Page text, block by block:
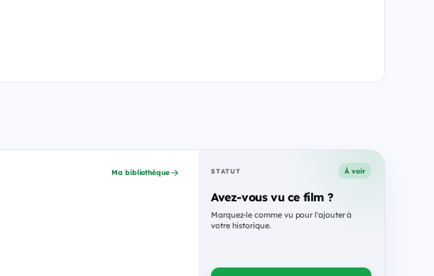
Ma bibliothèque STATUT À voir
Avez-vous vu ce film ?
Marquez-le comme vu pour l'ajouter à
votre historique.